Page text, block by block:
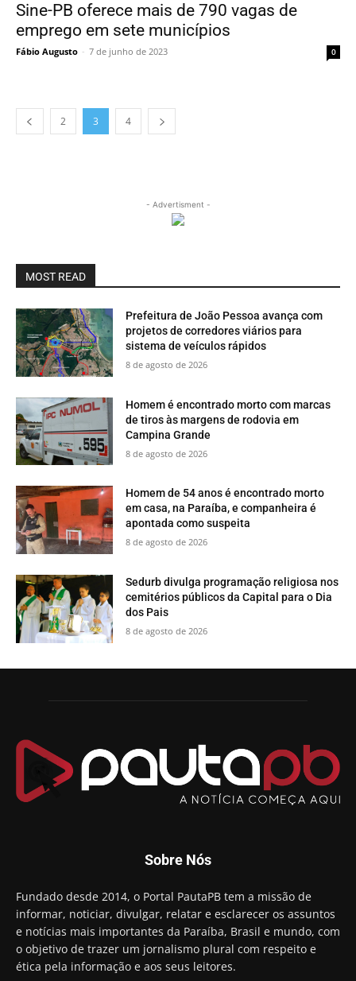
Sine-PB oferece mais de 790 vagas de
emprego em sete municípios
Fábio Augusto - 7 de junho de 2023 0
2 3 4
- Advertisment -
MOST READ
Prefeitura de João Pessoa avança com
projetos de corredores viários para
sistema de veículos rápidos
8 de agosto de 2026
Homem é encontrado morto com marcas
de tiros às margens de rodovia em
Campina Grande
8 de agosto de 2026
Homem de 54 anos é encontrado morto
em casa, na Paraíba, e companheira é
apontada como suspeita
8 de agosto de 2026
Sedurb divulga programação religiosa nos
cemitérios públicos da Capital para o Dia
dos Pais
8 de agosto de 2026
Sobre Nós
Fundado desde 2014, o Portal PautaPB tem a missão de
informar, noticiar, divulgar, relatar e esclarecer os assuntos
e notícias mais importantes da Paraíba, Brasil e mundo, com
o objetivo de trazer um jornalismo plural com respeito e
ética pela informação e aos seus leitores.